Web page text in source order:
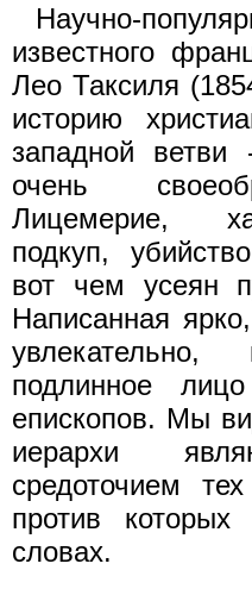
Научно-
известного
Лео Таксиля
историю
западной ветви
очень
Лицемерие,
подкуп,
вот чем усеян
Написанная
увлекательно,
подлинное
епископов. Мы
иерархи
средоточием
против
словах.